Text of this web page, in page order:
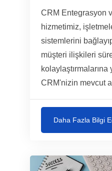
CRM Entegrasyon
hizmetimiz,
sistemlerini
müşteri ilişkileri
kolaylaştırmalarına
CRM'nizin mevcut
Daha Fazla Bilgi